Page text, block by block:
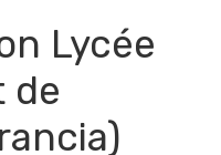
Lycée
de